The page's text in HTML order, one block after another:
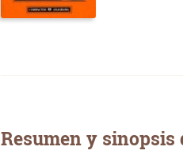
Resumen y